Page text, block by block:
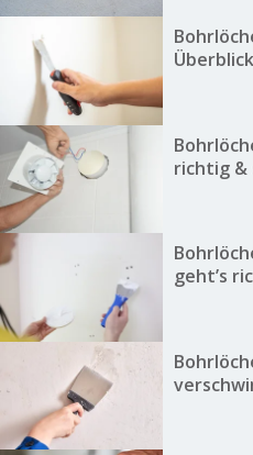
Überblick
richtig &
geht’s